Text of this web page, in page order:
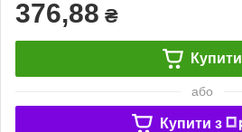
376,88 ₴
Купити
або
Купити з